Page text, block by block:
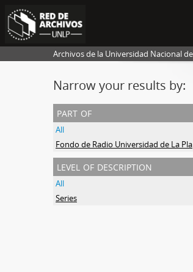
Archivos de la Universidad Nacional
Narrow your results by:
part of
All
level of description
All
Series